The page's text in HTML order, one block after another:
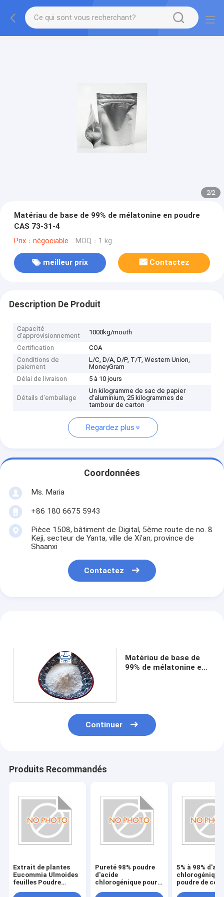
2/2
Matériau de base de 99% de mélatonine en poudre
CAS 73-31-4
Prix：négociable MOQ：1 kg
meilleur prix Contactez
Description De Produit
Capacité
d'approvisionnement
1000kg/mouth
Certification
COA
Conditions de
paiement
L/C, D/A, D/P, T/T, Western Union,
MoneyGram
Délai de livraison
5 à 10 jours
Détails d'emballage
Un kilogramme de sac de papier
d'aluminium, 25 kilogrammes de
tambour de carton
Regardez plus
Coordonnées
Ms. Maria
+86 180 6675 5943
Pièce 1508, bâtiment de Digital, 5ème route de no. 8
Keji, secteur de Yanta, ville de Xi'an, province de
Shaanxi
Contactez
Matériau de base de
99% de mélatonine en
Continuer
Produits Recommandés
Extrait de plantes
Eucommia Ulmoides
feuilles Poudre
Pureté 98% poudre
d'acide
chlorogénique pour
5% à 98%
chlorogénique
poudre de